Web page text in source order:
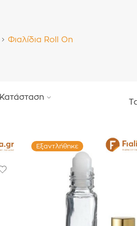
Φιαλίδια Roll On
Κατάσταση
Εξαντλήθηκε